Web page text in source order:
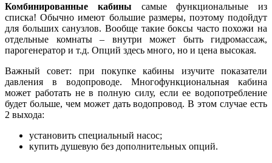
Комбинированные кабины самые функциональные из
списка! Обычно имеют большие размеры, поэтому подойдут
для больших санузлов. Вообще такие боксы часто похожи на
отдельные комнаты – внутри может быть гидромассаж,
парогенератор и т.д. Опций здесь много, но и цена высокая.
Важный совет: при покупке кабины изучите показатели
давления в водопроводе. Многофункциональная кабина
может работать не в полную силу, если ее водопотребление
будет больше, чем может дать водопровод. В этом случае есть
2 выхода:
установить специальный насос;
купить душевую без дополнительных опций.